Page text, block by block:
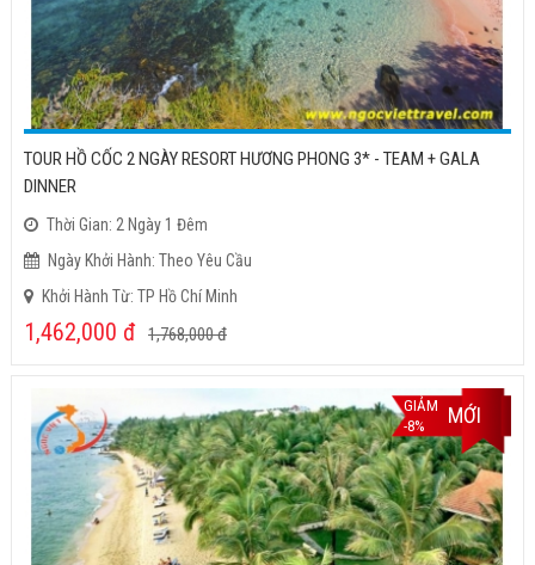
TOUR HỒ CỐC 2 NGÀY RESORT HƯƠNG PHONG 3* - TEAM + GALA
DINNER
Thời Gian: 2 Ngày 1 Đêm
Ngày Khởi Hành: Theo Yêu Cầu
Khởi Hành Từ: TP Hồ Chí Minh
1,462,000 đ 1,768,000đ
GIẢM
-8%
MỚI